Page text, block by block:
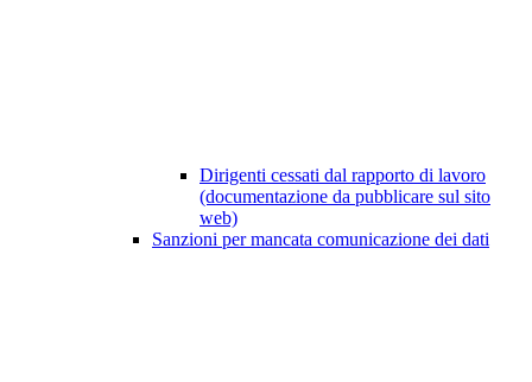
Dirigenti cessati dal rapporto di lavoro
(documentazione da pubblicare sul sito
web)
Sanzioni per mancata comunicazione dei dati